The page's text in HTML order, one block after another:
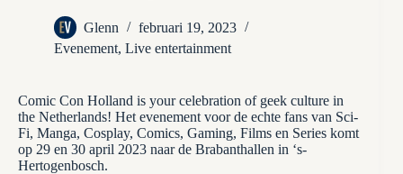
Glenn
februari 19, 2023
Evenement, Live entertainment
Comic Con Holland is your celebration of geek culture in
the Netherlands! Het evenement voor de echte fans van Sci-
Fi, Manga, Cosplay, Comics, Gaming, Films en Series komt
op 29 en 30 april 2023 naar de Brabanthallen in ‘s-
Hertogenbosch.